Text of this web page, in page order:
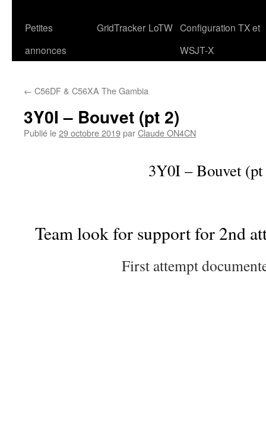
Petites
annonces
GridTracker LoTW Configuration TX et
WSJT-X
← C56DF & C56XA The Gambia
3Y0I – Bouvet (pt 2)
Publié le29 octobre 2019parClaude ON4CN
3Y0I – Bouvet
Team look for support for 2nd
First attempt